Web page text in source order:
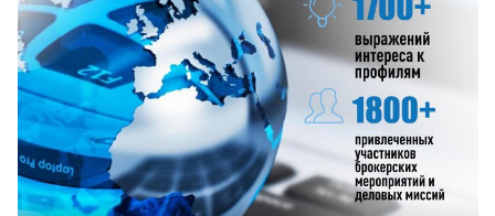
Смотреть проект